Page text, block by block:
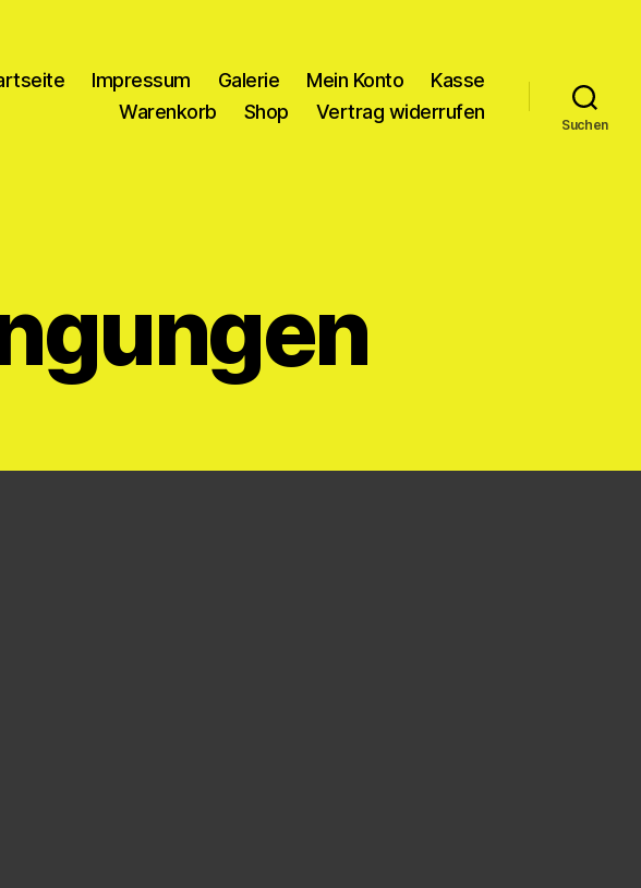
Impressum Galerie Mein Konto
Kasse
Warenkorb
Shop Vertrag widerrufen
Suchen